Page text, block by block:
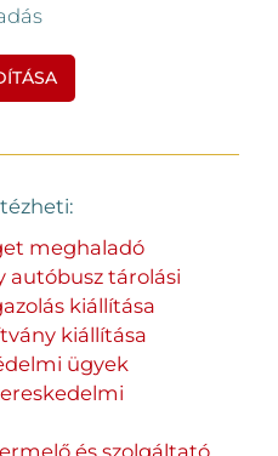
meghaladó
tárolási
kiállítása
kiállítása
ügyek
és szolgáltató